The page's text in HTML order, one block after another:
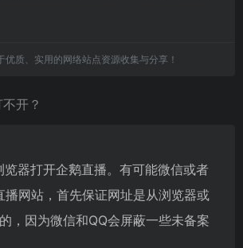
优质、实用的网络站点资源收集与分享！
开？
览器打开企鹅直播。有可能微信或者
播网站，首先保证网址是从浏览器或
，因为微信和QQ会屏蔽一些未备案